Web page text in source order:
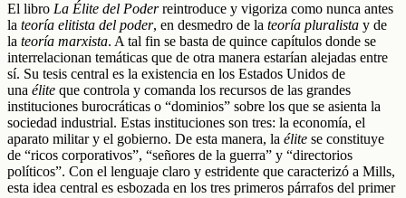
El libro La Élite del Poderreintroduce y vigoriza como nunca antes
la teoría elitista del poder, en desmedro de la teoría pluralista y de
la teoría marxista. A tal fin se basta de quince capítulos donde se
interrelacionan temáticas que de otra manera estarían alejadas entre
sí. Su tesis central es la existencia en los Estados Unidos de
una élite que controla y comanda los recursos de las grandes
instituciones burocráticas o “dominios” sobre los que se asienta la
sociedad industrial. Estas instituciones son tres: la economía, el
aparato militar y el gobierno. De esta manera, la élite se constituye
de “ricos corporativos”, “señores de la guerra” y “directorios
políticos”. Con el lenguaje claro y estridente que caracterizó a Mills,
esta idea central es esbozada en los tres primeros párrafos del primer